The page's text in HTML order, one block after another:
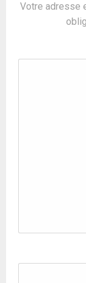
Votre adresse